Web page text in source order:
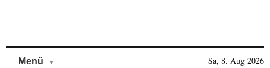
Menü Sa, 8. Aug 2026